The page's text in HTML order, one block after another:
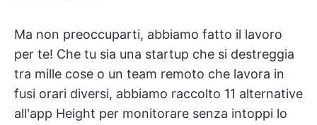
Ma non preoccuparti, abbiamo fatto il lavoro
per te! Che tu sia una startup che si destreggia
tra mille cose o un team remoto che lavora in
fusi orari diversi, abbiamo raccolto 11 alternative
all'app Height per monitorare senza intoppi lo